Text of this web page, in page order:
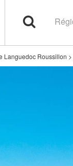
Languedoc Roussillon >